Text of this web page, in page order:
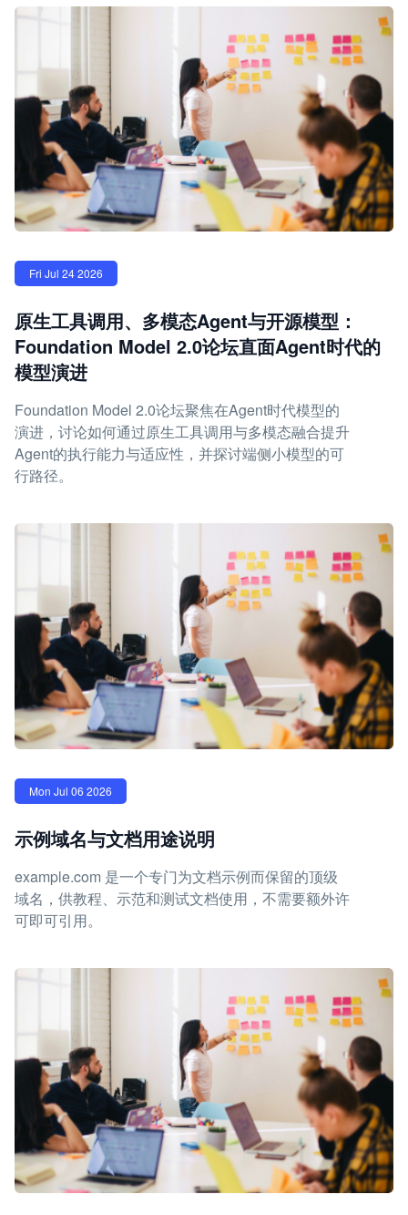
Fri Jul 24 2026
原生工具调用、多模态Agent与开源模型：
Foundation Model 2.0论坛直面Agent时代的
模型演进
Foundation Model 2.0论坛聚焦在Agent时代模型的
演进，讨论如何通过原生工具调用与多模态融合提升
Agent的执行能力与适应性，并探讨端侧小模型的可
行路径。
Mon Jul 06 2026
示例域名与文档用途说明
example.com 是一个专门为文档示例而保留的顶级
域名，供教程、示范和测试文档使用，不需要额外许
可即可引用。